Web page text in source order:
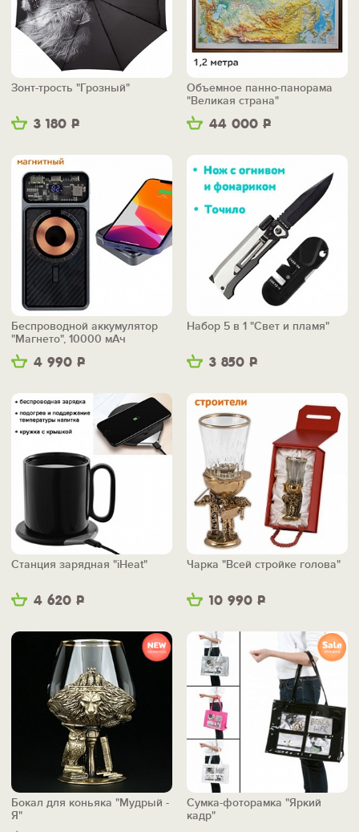
3 180 Р
Зонт-трость "Грозный"
44 000 Р
Объемное панно-панорама
"Великая страна"
4 990 Р
Беспроводной аккумулятор
"Магнето", 10000 мАч
3 850 Р
Набор 5 в 1 "Свет и пламя"
4 620 Р
Станция зарядная "iHeat"
10 990 Р
Чарка "Всей стройке голова"
Бокал для коньяка "Мудрый -
Я"
Сумка-фоторамка "Яркий
кадр"